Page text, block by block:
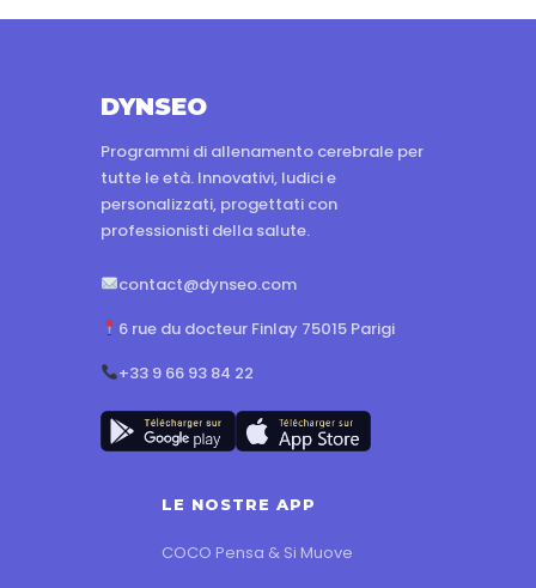
da
$76.00
DYNSEO
Programmi di allenamento cerebrale per
tutte le età. Innovativi, ludici e
personalizzati, progettati con
professionisti della salute.
contact@dynseo.com
6 rue du docteur Finlay 75015 Parigi
+33 9 66 93 84 22
LE NOSTRE APP
COCO Pensa & Si Muove